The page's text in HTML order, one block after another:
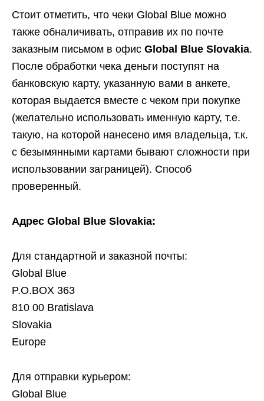
Стоит отметить, что чеки Global Blue можно
также обналичивать, отправив их по почте
заказным письмом в офис Global Blue Slovakia.
После обработки чека деньги поступят на
банковскую карту, указанную вами в анкете,
которая выдается вместе с чеком при покупке
(желательно использовать именную карту, т.е.
такую, на которой нанесено имя владельца, т.к.
с безымянными картами бывают сложности при
использовании заграницей). Способ
проверенный.
Адрес Global Blue Slovakia:
Для стандартной и заказной почты:
Global Blue
P.O.BOX 363
810 00 Bratislava
Slovakia
Europe
Для отправки курьером:
Global Blue